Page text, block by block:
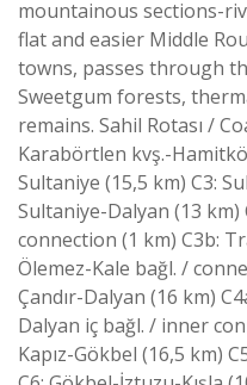
mountainous sections-
flat and easier Middle
towns, passes through
Sweetgum forests,
remains. Sahil Rotası /
Karabörtlen kvş.-
Sultaniye (15,5 km) C3:
Sultaniye-Dalyan (13 km)
connection (1 km) C3b:
Ölemez-Kale bağl. /
Çandır-Dalyan (16 km)
Dalyan iç bağl. / inner
Kapız-Gökbel (16,5 km)